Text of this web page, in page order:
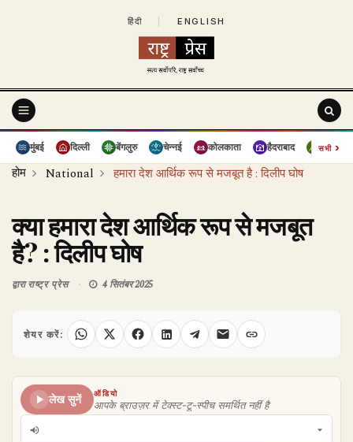
हिंदी ENGLISH
मुंबई दिल्ली बेंगलुरु चेन्नई कोलकाता हैदराबाद पुणे
सभी›
होम National हमारा देश आर्थिक रूप से मजबूत है : दिलीप घोष
क्या हमारा देश आर्थिक रूप से मजबूत
है? : दिलीप घोष
द्वाराराष्ट्र प्रेस 4 सितंबर 2025
शेयर करें:
लेख सुनें
ऑडियो
आपके ब्राउज़र में टेक्स्ट-टू-स्पीच समर्थित नहीं है